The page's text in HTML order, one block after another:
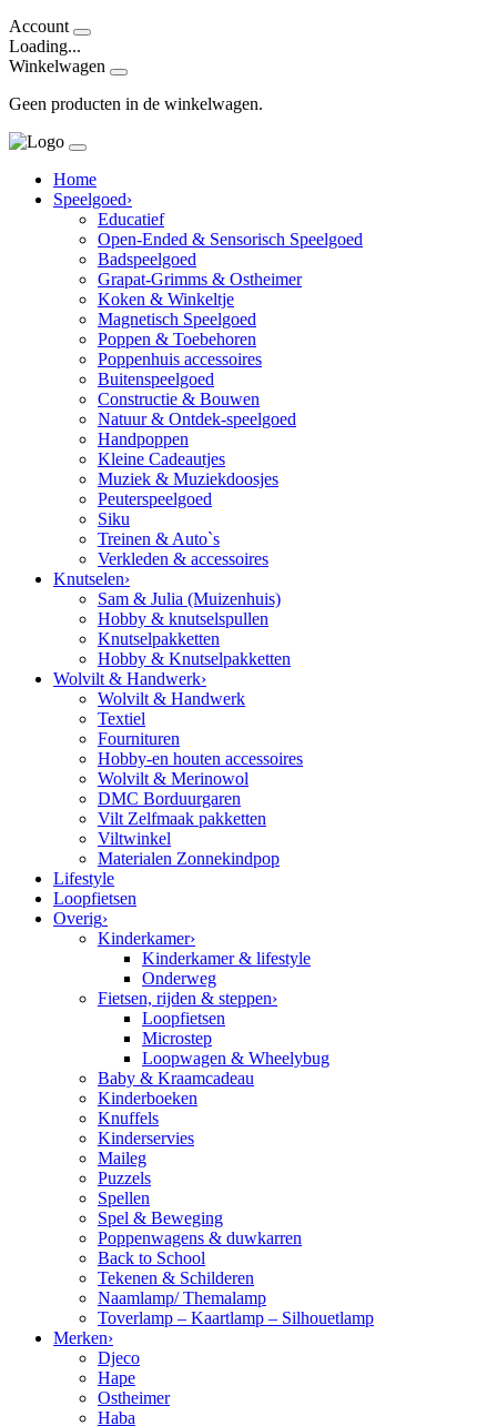
Account
Loading...
Winkelwagen
Geen producten in de winkelwagen.
Home
Speelgoed›
Educatief
Open-Ended & Sensorisch Speelgoed
Badspeelgoed
Grapat-Grimms & Ostheimer
Koken & Winkeltje
Magnetisch Speelgoed
Poppen & Toebehoren
Poppenhuis accessoires
Buitenspeelgoed
Constructie & Bouwen
Natuur & Ontdek-speelgoed
Handpoppen
Kleine Cadeautjes
Muziek & Muziekdoosjes
Peuterspeelgoed
Siku
Treinen & Auto`s
Verkleden & accessoires
Knutselen›
Sam & Julia (Muizenhuis)
Hobby & knutselspullen
Knutselpakketten
Hobby & Knutselpakketten
Wolvilt & Handwerk›
Wolvilt & Handwerk
Textiel
Fournituren
Hobby-en houten accessoires
Wolvilt & Merinowol
DMC Borduurgaren
Vilt Zelfmaak pakketten
Viltwinkel
Materialen Zonnekindpop
Lifestyle
Loopfietsen
Overig›
Kinderkamer›
Kinderkamer & lifestyle
Onderweg
Fietsen, rijden & steppen›
Loopfietsen
Microstep
Loopwagen & Wheelybug
Baby & Kraamcadeau
Kinderboeken
Knuffels
Kinderservies
Maileg
Puzzels
Spellen
Spel & Beweging
Poppenwagens & duwkarren
Back to School
Tekenen & Schilderen
Naamlamp/ Themalamp
Toverlamp – Kaartlamp – Silhouetlamp
Merken›
Djeco
Hape
Ostheimer
Haba